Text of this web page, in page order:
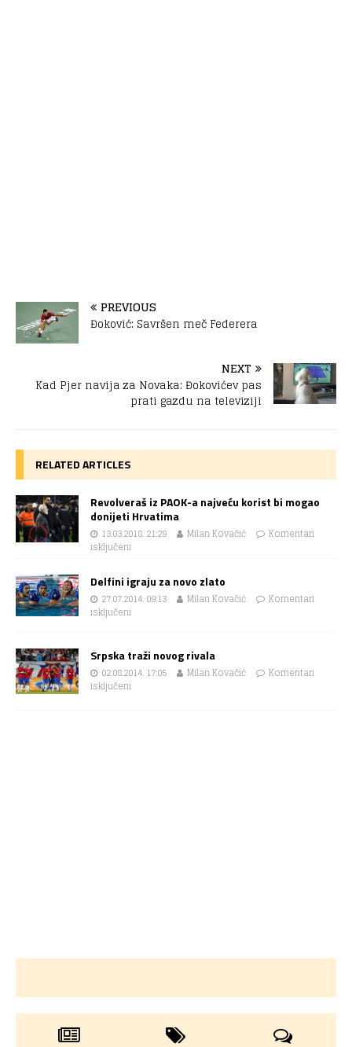
PREVIOUS
Đoković: Savršen meč Federera
NEXT
Kad Pjer navija za Novaka: Đokovićev pas
prati gazdu na televiziji
RELATED ARTICLES
Revolveraš iz PAOK-a najveću korist bi mogao
donijeti Hrvatima
13.03.2018. 21:29 Milan Kovačić
Komentari
isključeni
Delfini igraju za novo zlato
27.07.2014. 09:13 Milan Kovačić
Komentari
isključeni
Srpska traži novog rivala
02.08.2014. 17:05 Milan Kovačić
Komentari
isključeni